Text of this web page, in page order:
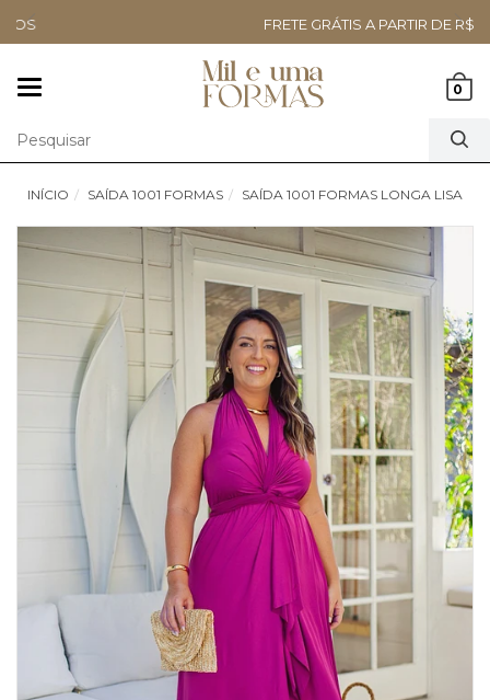
FRETE GRÁTIS A PARTIR DE R$499,90
0
INÍCIO SAÍDA 1001 FORMAS SAÍDA 1001 FORMAS LONGA LISA